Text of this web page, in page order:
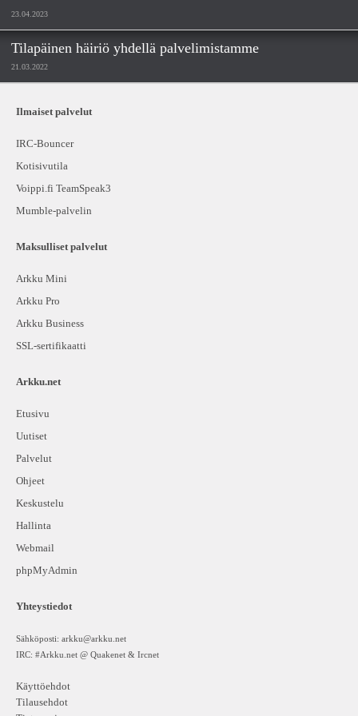
23.04.2023
Tilapäinen häiriö yhdellä palvelimistamme
21.03.2022
Ilmaiset palvelut
IRC-Bouncer
Kotisivutila
Voippi.fi TeamSpeak3
Mumble-palvelin
Maksulliset palvelut
Arkku Mini
Arkku Pro
Arkku Business
SSL-sertifikaatti
Arkku.net
Etusivu
Uutiset
Palvelut
Ohjeet
Keskustelu
Hallinta
Webmail
phpMyAdmin
Yhteystiedot
Sähköposti: arkku@arkku.net
IRC: #Arkku.net @ Quakenet & Ircnet
Käyttöehdot
Tilausehdot